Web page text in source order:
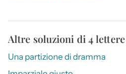
Altre soluzioni di 4 lettere
Una partizione di dramma